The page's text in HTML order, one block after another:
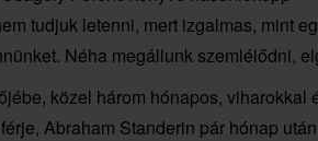
tudjuk letenni, mert izgalmas, mint
Néha megállunk szemlélődni,
közel három hónapos,
Abraham Standerin pár hónap